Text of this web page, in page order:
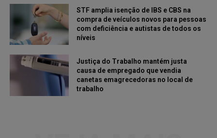
STF amplia isenção de IBS e CBS na
compra de veículos novos para pessoas
com deficiência e autistas de todos os
níveis
Justiça do Trabalho mantém justa
causa de empregado que vendia
canetas emagrecedoras no local de
trabalho